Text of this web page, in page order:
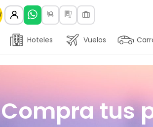
Hoteles Vuelos
Compra tus